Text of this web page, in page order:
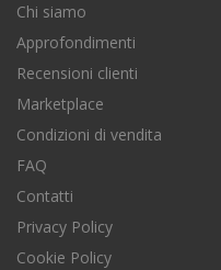
Chi siamo
Approfondimenti
Recensioni clienti
Marketplace
Condizioni di vendita
FAQ
Contatti
Privacy Policy
Cookie Policy